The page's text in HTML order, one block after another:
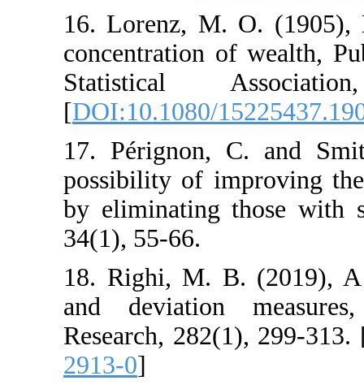
16. Lorenz, M.
concentration of
Statistical
[DOI:10.1080/
17. Pérignon,
possibility of
by eliminating
34(1), 55-66.
18. Righi, M.
and deviation
Research,